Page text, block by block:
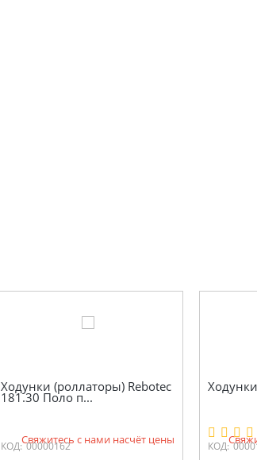
Ходунки (роллаторы) Rebotec
181.30 Поло п...
КОД: 00000162
Свяжитесь с нами насчёт цены КОД: